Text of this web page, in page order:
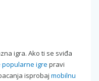
igra. Ako ti se sviđa
igre pravi
isprobaj mobilnu